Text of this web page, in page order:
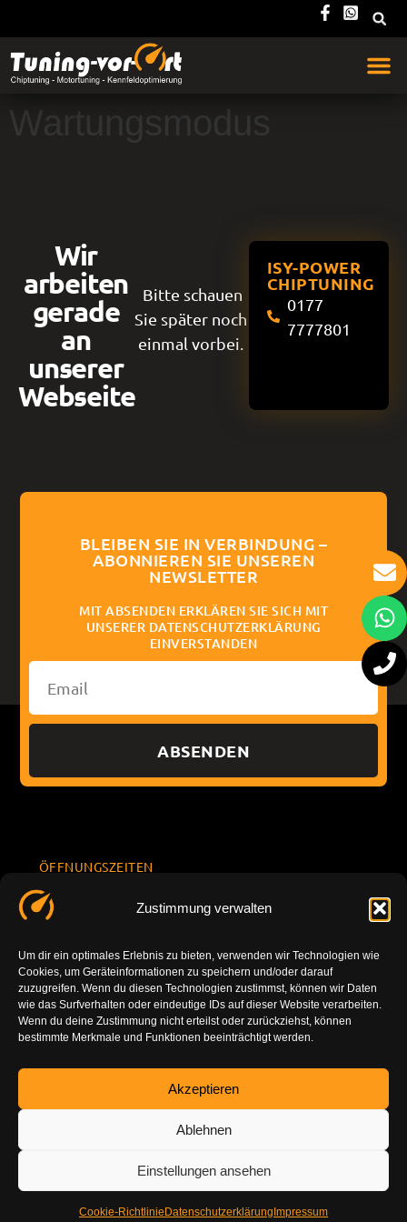
Zustimmung verwalten
Um dir ein optimales Erlebnis zu bieten, verwenden wir Technologien wie
Cookies, um Geräteinformationen zu speichern und/oder darauf
zuzugreifen. Wenn du diesen Technologien zustimmst, können wir Daten
wie das Surfverhalten oder eindeutige IDs auf dieser Website verarbeiten.
Wenn du deine Zustimmung nicht erteilst oder zurückziehst, können
bestimmte Merkmale und Funktionen beeinträchtigt werden.
Akzeptieren
Ablehnen
Einstellungen ansehen
Cookie-Richtlinie Datenschutzerklärung Impressum
Wartungsmodus
Wir
arbeiten
gerade
an
unserer
Webseite
Bitte schauen
Sie später noch
einmal vorbei.
ISY-POWER
CHIPTUNING
0177
7777801
BLEIBEN SIE IN VERBINDUNG –
ABONNIEREN SIE UNSEREN
NEWSLETTER
MIT ABSENDEN ERKLÄREN SIE SICH MIT
UNSERER DATENSCHUTZERKLÄRUNG
EINVERSTANDEN
ABSENDEN
ÖFFNUNGSZEITEN
Sa. 10.00 -
14.00
So.
geschlossen
INFORMATION
7777801
info@tuning-
vor-ort.com
DE-86179
g
Impressu
m